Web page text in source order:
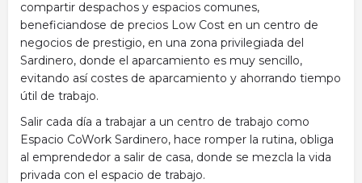
compartir despachos y espacios comunes,
beneficiandose de precios Low Cost en un centro de
negocios de prestigio, en una zona privilegiada del
Sardinero, donde el aparcamiento es muy sencillo,
evitando así costes de aparcamiento y ahorrando tiempo
útil de trabajo.
Salir cada día a trabajar a un centro de trabajo como
Espacio CoWork Sardinero, hace romper la rutina, obliga
al emprendedor a salir de casa, donde se mezcla la vida
privada con el espacio de trabajo.